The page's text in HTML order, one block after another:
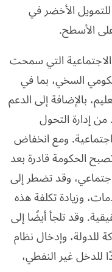
أول مخطط للتمويل الأخضر في
الأسطح.
التي سمحت
السخي، بما في
بالإضافة إلى الدعم
من إدارة التحول
ومع انخفاض
الحكومة قادرة بعد
وقد تضطر إلى
وزيادة تكلفة هذه
وقد تلجأ أيضًا إلى
وإدخال نظام
غير النفطي،